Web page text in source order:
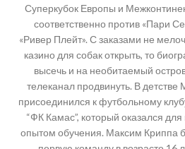
Суперкубок Европы и
соответственно против «Пари
«Ривер Плейт». С заказами не
казино для собак открыть, то
высечь и на необитаемый
телеканал продвинуть. В
присоединился к футбольному
“ФК Камас”, который оказался
опытом обучения. Максим Криппа